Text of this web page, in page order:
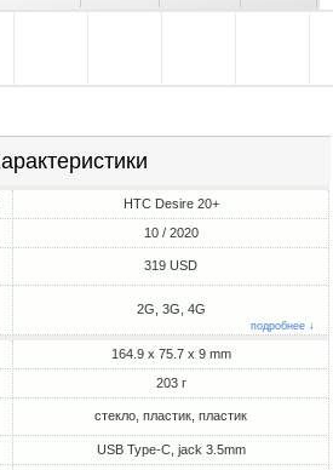
HTC Desire 20+
10 / 2020
319 USD
2G, 3G, 4G
подробнее ↓
164.9 x 75.7 x 9 mm
203 г
стекло, пластик, пластик
USB Type-C, jack 3.5mm